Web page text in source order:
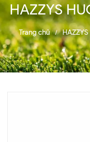
HAZZYS
Trang chủ / HAZZYS